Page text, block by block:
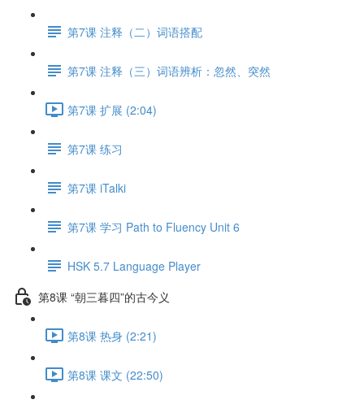
第7课 注释（二）词语搭配
第7课 注释（三）词语辨析：忽然、突然
第7课 扩展 (2:04)
第7课 练习
第7课 iTalki
第7课 学习 Path to Fluency Unit 6
HSK 5.7 Language Player
第8课 “朝三暮四”的古今义
第8课 热身 (2:21)
第8课 课文 (22:50)